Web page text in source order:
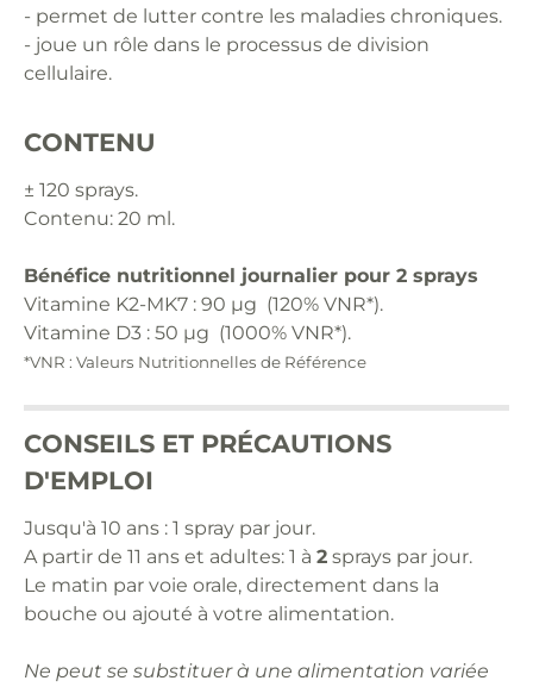
- permet de lutter contre les maladies chroniques.
- joue un rôle dans le processus de division
cellulaire.
CONTENU
± 120 sprays.
Contenu: 20 ml.
Bénéfice nutritionnel journalier pour 2 sprays
Vitamine K2-MK7 : 90 µg (120% VNR*).
Vitamine D3 : 50 µg (1000% VNR*).
*VNR : Valeurs Nutritionnelles de Référence
CONSEILS ET PRÉCAUTIONS
D'EMPLOI
Jusqu'à 10 ans : 1 spray par jour.
A partir de 11 ans et adultes: 1 à 2 sprays par jour.
Le matin par voie orale, directement dans la
bouche ou ajouté à votre alimentation.
Ne peut se substituer à une alimentation variée